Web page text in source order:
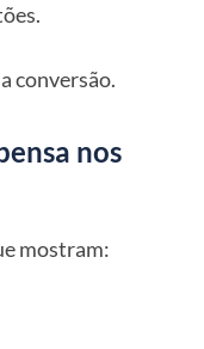
conversão.
nos
mostram: